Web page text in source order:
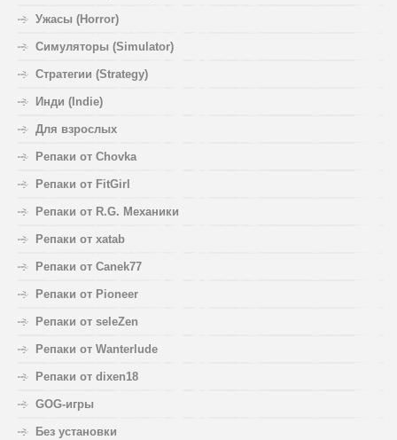
Ужасы (Horror)
Симуляторы (Simulator)
Стратегии (Strategy)
Инди (Indie)
Для взрослых
Репаки от Chovka
Репаки от FitGirl
Репаки от R.G. Механики
Репаки от xatab
Репаки от Canek77
Репаки от Pioneer
Репаки от seleZen
Репаки от Wanterlude
Репаки от dixen18
GOG-игры
Без установки